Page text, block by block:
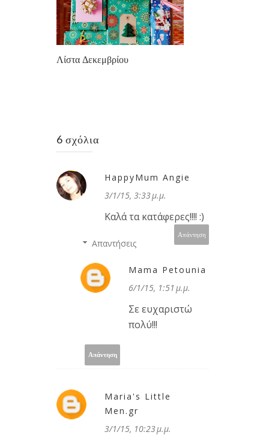
Λίστα Δεκεμβρίου
6 σχόλια
HappyMum Angie
3/1/15, 3:33 μ.μ.
Καλά τα κατάφερες!!!! :)
Απάντηση
Απαντήσεις
Mama Petounia
6/1/15, 1:51 μ.μ.
Σε ευχαριστώ
πολύ!!!
Απάντηση
Maria's Little
Men.gr
3/1/15, 10:23 μ.μ.